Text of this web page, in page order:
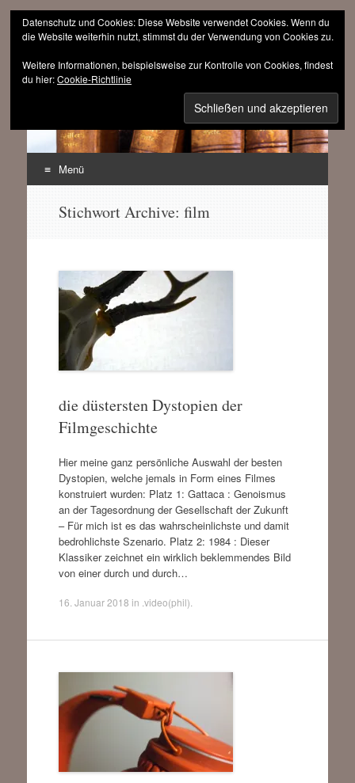
sinnfrei.ch
Menü
Stichwort Archive: film
die düstersten Dystopien der
Filmgeschichte
Hier meine ganz persönliche Auswahl der besten
Dystopien, welche jemals in Form eines Filmes
konstruiert wurden: Platz 1: Gattaca : Genoismus
an der Tagesordnung der Gesellschaft der Zukunft
– Für mich ist es das wahrscheinlichste und damit
bedrohlichste Szenario. Platz 2: 1984 : Dieser
Klassiker zeichnet ein wirklich beklemmendes Bild
von einer durch und durch…
16. Januar 2018 in .video(phil)
Datenschutz und Cookies: Diese Website verwendet Cookies. Wenn du
die Website weiterhin nutzt, stimmst du der Verwendung von Cookies zu.
Weitere Informationen, beispielsweise zur Kontrolle von Cookies, findest
du hier:Cookie-Richtlinie